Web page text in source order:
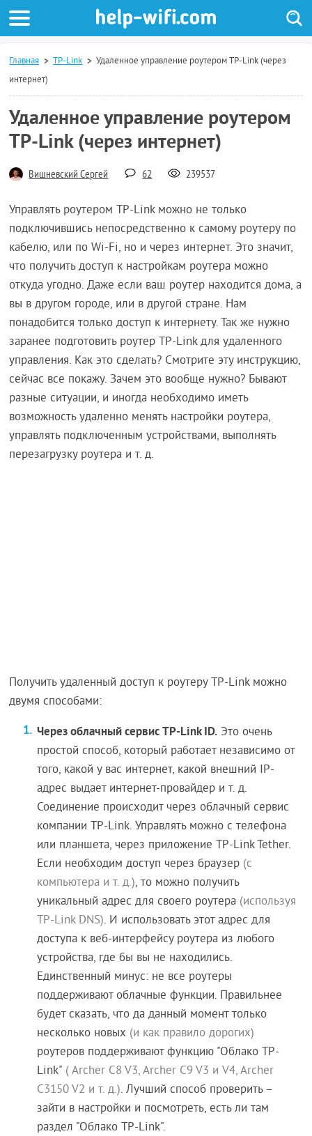
Главная TP-Link
Удаленное управление роутером TP-Link (через
интернет)
Удаленное управление роутером
TP-Link (через интернет)
Вишневский Сергей 62 239537
Управлять роутером TP-Link можно не только
подключившись непосредственно к самому роутеру по
кабелю, или по Wi-Fi, но и через интернет. Это значит,
что получить доступ к настройкам роутера можно
откуда угодно. Даже если ваш роутер находится дома, а
вы в другом городе, или в другой стране. Нам
понадобится только доступ к интернету. Так же нужно
заранее подготовить роутер TP-Link для удаленного
управления. Как это сделать? Смотрите эту инструкцию,
сейчас все покажу. Зачем это вообще нужно? Бывают
разные ситуации, и иногда необходимо иметь
возможность удаленно менять настройки роутера,
управлять подключенным устройствами, выполнять
перезагрузку роутера и т. д.
Получить удаленный доступ к роутеру TP-Link можно
двумя способами:
Через облачный сервис TP-Link ID. Это очень
простой способ, который работает независимо от
того, какой у вас интернет, какой внешний IP-
адрес выдает интернет-провайдер и т. д.
Соединение происходит через облачный сервис
компании TP-Link. Управлять можно с телефона
или планшета, через приложение TP-Link Tether.
Если необходим доступ через браузер (с
компьютера и т. д.), то можно получить
уникальный адрес для своего роутера (используя
TP-Link DNS). И использовать этот адрес для
доступа к веб-интерфейсу роутера из любого
устройства, где бы вы не находились.
Единственный минус: не все роутеры
поддерживают облачные функции. Правильнее
будет сказать, что да данный момент только
несколько новых (и как правило дорогих)
роутеров поддерживают функцию "Облако TP-
Link" ( Archer C8 V3, Archer C9 V3 и V4, Archer
C3150 V2 и т. д.). Лучший способ проверить –
зайти в настройки и посмотреть, есть ли там
раздел "Облако TP-Link".